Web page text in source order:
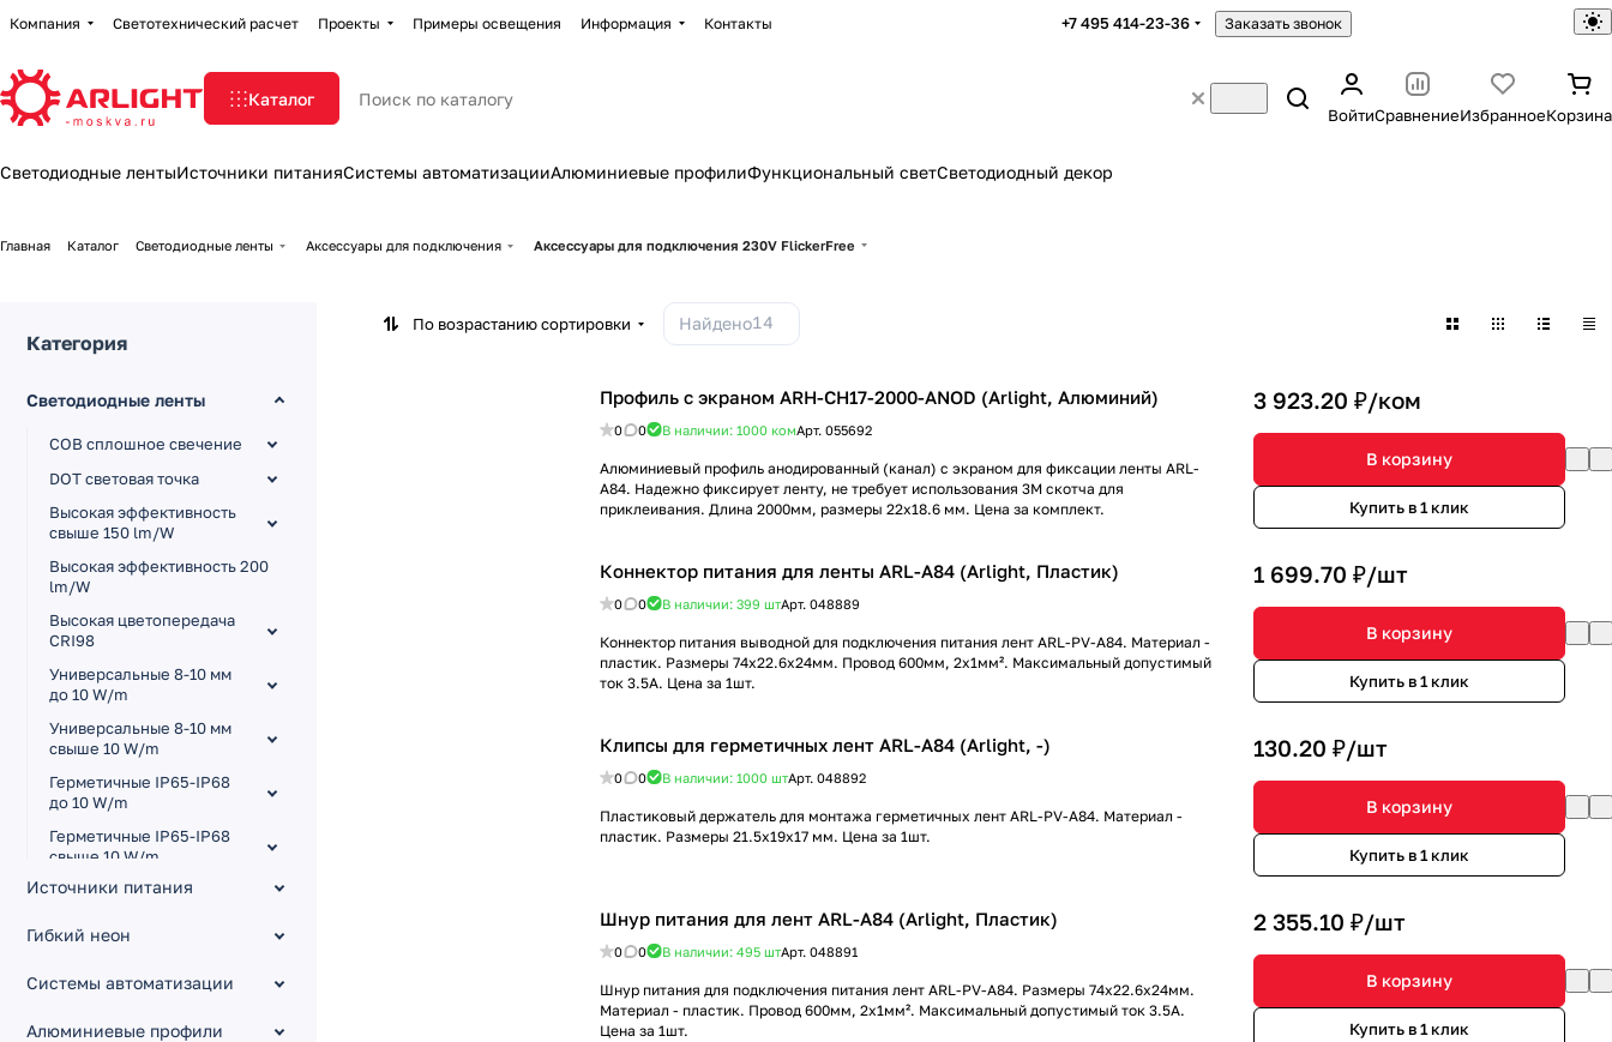
Компания Светотехнический расчет Проекты Примеры освещения Информация Контакты +7 495 414-23-36 Заказать звонок
Каталог
ВойтиСравнениеИзбранноеКорзина
Светодиодные лентыИсточники питанияСистемы автоматизацииАлюминиевые профилиФункциональный светСветодиодный декор
Главная Каталог Светодиодные ленты Аксессуары для подключения Аксессуары для подключения 230V FlickerFree
По возрастанию сортировки Найдено14
Профиль с экраном ARH-CH17-2000-ANOD (Arlight, Алюминий)
0 0 В наличии: 1000 комАрт. 055692
Алюминиевый профиль анодированный (канал) с экраном для фиксации ленты ARL-
A84. Надежно фиксирует ленту, не требует использования 3М скотча для
приклеивания. Длина 2000мм, размеры 22х18.6 мм. Цена за комплект.
3 923.20 ₽/ком
В корзину
Купить в 1 клик
Коннектор питания для ленты ARL-A84 (Arlight, Пластик)
0 0 В наличии: 399 штАрт. 048889
Коннектор питания выводной для подключения питания лент ARL-PV-A84. Материал -
пластик. Размеры 74x22.6x24мм. Провод 600мм, 2х1мм². Максимальный допустимый
ток 3.5А. Цена за 1шт.
1 699.70 ₽/шт
В корзину
Купить в 1 клик
Клипсы для герметичных лент ARL-A84 (Arlight, -)
0 0 В наличии: 1000 штАрт. 048892
Пластиковый держатель для монтажа герметичных лент ARL-PV-A84. Материал -
пластик. Размеры 21.5x19x17 мм. Цена за 1шт.
130.20 ₽/шт
В корзину
Купить в 1 клик
Шнур питания для лент ARL-A84 (Arlight, Пластик)
0 0 В наличии: 495 штАрт. 048891
Шнур питания для подключения питания лент ARL-PV-A84. Размеры 74x22.6x24мм.
Материал - пластик. Провод 600мм, 2х1мм². Максимальный допустимый ток 3.5А.
Цена за 1шт.
2 355.10 ₽/шт
В корзину
Купить в 1 клик
Категория
Светодиодные ленты
COB сплошное свечение
DOT световая точка
Высокая эффективность
свыше 150 lm/W
Высокая эффективность 200
lm/W
Высокая цветопередача
CRI98
Универсальные 8-10 мм
до 10 W/m
Универсальные 8-10 мм
свыше 10 W/m
Герметичные IP65-IP68
до 10 W/m
Герметичные IP65-IP68
свыше 10 W/m
Для сауны и бассейна
Узкие 3.5-5 мм
Малый шаг резки
Изгиб на плоскости RZ
Источники питания
Гибкий неон
Системы автоматизации
Алюминиевые профили